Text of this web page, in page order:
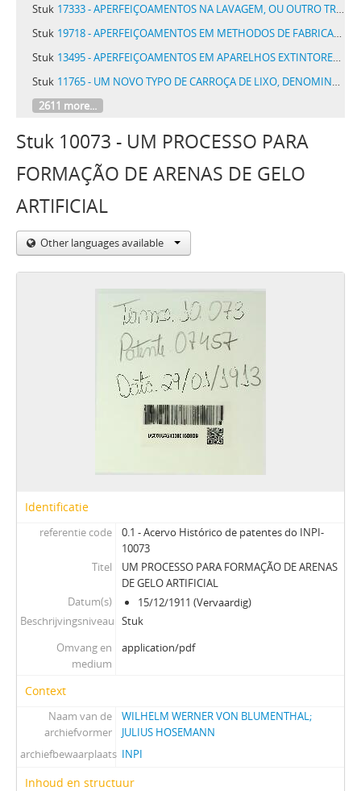
Stuk 17333 - APERFEIÇOAMENTOS NA LAVAGEM, OU OUTRO TRATAMENTO COM LÍQUIDO, DE FILAMENTOS DE FIBRAS ARTIFICIAES OU SEMELHANTES
Stuk 19718 - APERFEIÇOAMENTOS EM METHODOS DE FABRICAR FIOS DE TUNGSTENO
Stuk 13495 - APERFEIÇOAMENTOS EM APARELHOS EXTINTORES DE INCÊNDIO
Stuk 11765 - UM NOVO TYPO DE CARROÇA DE LIXO, DENOMINADA HYGIENE E DESTINADA, PELA COMBINAÇÃO COM BALDES A ELLA ADAPTAVEIS, A IMPEDIR QUE FIQUE O LIXO EXPOSTO A VISTA E SE DERRAME OU ESPALHE POEIRAS OU MAO CHEIRO, MESMO NO ACTO DE SEREM DESPEJADOS
2611 more...
Stuk 10073 - UM PROCESSO PARA
FORMAÇÃO DE ARENAS DE GELO
ARTIFICIAL
Other languages available
Identificatie
referentie code
0.1 - Acervo Histórico de patentes do INPI-
10073
Titel
UM PROCESSO PARA FORMAÇÃO DE ARENAS
DE GELO ARTIFICIAL
Datum(s)
15/12/1911 (Vervaardig)
Beschrijvingsniveau Stuk
Omvang en
medium
application/pdf
Context
Naam van de
archiefvormer
WILHELM WERNER VON BLUMENTHAL;
JULIUS HOSEMANN
archiefbewaarplaats INPI
Inhoud en structuur